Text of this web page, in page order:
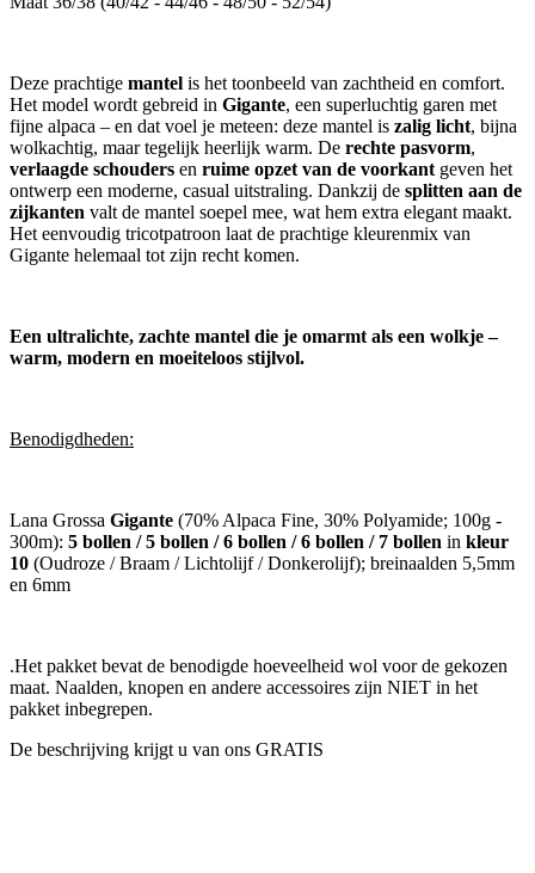
Deze prachtige mantel is het toonbeeld van zachtheid en comfort.
Het model wordt gebreid in Gigante, een superluchtig garen met
fijne alpaca – en dat voel je meteen: deze mantel is zalig licht, bijna
wolkachtig, maar tegelijk heerlijk warm. De rechte pasvorm,
verlaagde schouders en ruime opzet van de voorkant geven het
ontwerp een moderne, casual uitstraling. Dankzij de splitten aan de
zijkanten valt de mantel soepel mee, wat hem extra elegant maakt.
Het eenvoudig tricotpatroon laat de prachtige kleurenmix van
Gigante helemaal tot zijn recht komen.
Een ultralichte, zachte mantel die je omarmt als een wolkje –
warm, modern en moeiteloos stijlvol.
Benodigdheden:
Lana Grossa Gigante (70% Alpaca Fine, 30% Polyamide; 100g -
300m): 5 bollen / 5 bollen / 6 bollen / 6 bollen / 7 bollen in kleur
10 (Oudroze / Braam / Lichtolijf / Donkerolijf); breinaalden 5,5mm
en 6mm
.Het pakket bevat de benodigde hoeveelheid wol voor de gekozen
maat. Naalden, knopen en andere accessoires zijn NIET in het
pakket inbegrepen.
De beschrijving krijgt u van ons GRATIS